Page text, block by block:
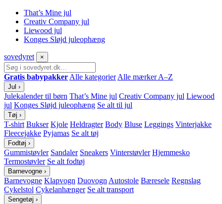
That’s Mine jul
Creativ Company jul
Liewood jul
Konges Sløjd juleophæng
sovedyret ×
Gratis babypakker Alle kategorier Alle mærker A–Z
Jul ›
Julekalender til børn That’s Mine jul Creativ Company jul Liewood
jul Konges Sløjd juleophæng Se alt til jul
Tøj ›
T-shirt Bukser Kjole Heldragter Body Bluse Leggings Vinterjakke
Fleecejakke Pyjamas Se alt tøj
Fodtøj ›
Gummistøvler Sandaler Sneakers Vinterstøvler Hjemmesko
Termostøvler Se alt fodtøj
Barnevogne ›
Barnevogne Klapvogn Duovogn Autostole Bæresele Regnslag
Cykelstol Cykelanhænger Se alt transport
Sengetøj ›